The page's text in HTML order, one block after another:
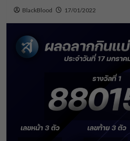
BlackBlood 17/01/2022